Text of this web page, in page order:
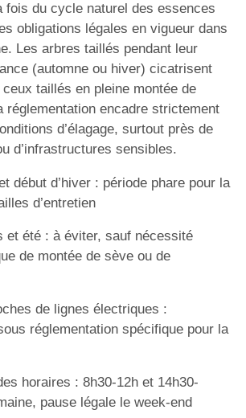
fois du cycle naturel des essences
obligations légales en vigueur dans
Les arbres taillés pendant leur
(automne ou hiver) cicatrisent
taillés en pleine montée de
réglementation encadre strictement
d’élagage, surtout près de
d’infrastructures sensibles.
début d’hiver : période phare pour la
d’entretien
et été : à éviter, sauf nécessité
de montée de sève ou de
de lignes électriques :
réglementation spécifique pour la
horaires : 8h30-12h et 14h30-
pause légale le week-end